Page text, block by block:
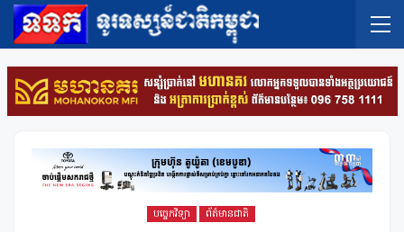
បច្ចេកវិទ្យា ព័ត៌មានជាតិ